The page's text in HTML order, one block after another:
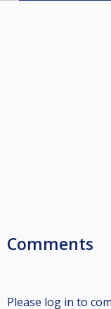
Comments
Please log in to